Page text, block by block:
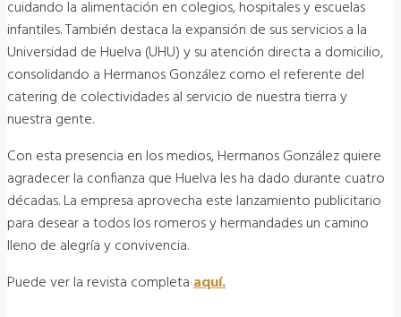
cuidando la alimentación en colegios, hospitales y escuelas
infantiles. También destaca la expansión de sus servicios a la
Universidad de Huelva (UHU) y su atención directa a domicilio,
consolidando a Hermanos González como el referente del
catering de colectividades al servicio de nuestra tierra y
nuestra gente.
Con esta presencia en los medios, Hermanos González quiere
agradecer la confianza que Huelva les ha dado durante cuatro
décadas. La empresa aprovecha este lanzamiento publicitario
para desear a todos los romeros y hermandades un camino
lleno de alegría y convivencia.
Puede ver la revista completaaquí.